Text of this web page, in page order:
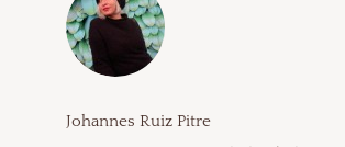
Johannes Ruiz Pitre